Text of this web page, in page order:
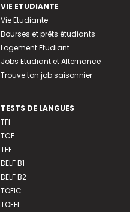
VIE ETUDIANTE
Vie Etudiante
Bourses et prêts étudiants
Logement Etudiant
Jobs Etudiant et Alternance
Trouve ton job saisonnier
TESTS DE LANGUES
TFI
TCF
TEF
DELF B1
DELF B2
TOEIC
TOEFL